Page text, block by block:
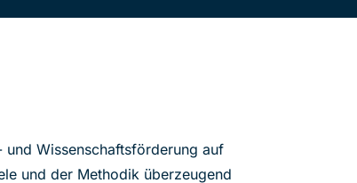
und Wissenschaftsförderung auf
und der Methodik überzeugend